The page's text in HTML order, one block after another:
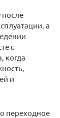
после
а
с
когда
и
переходное